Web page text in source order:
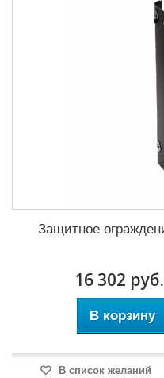
Защитное
16 302 руб.
В корзину
В список желаний